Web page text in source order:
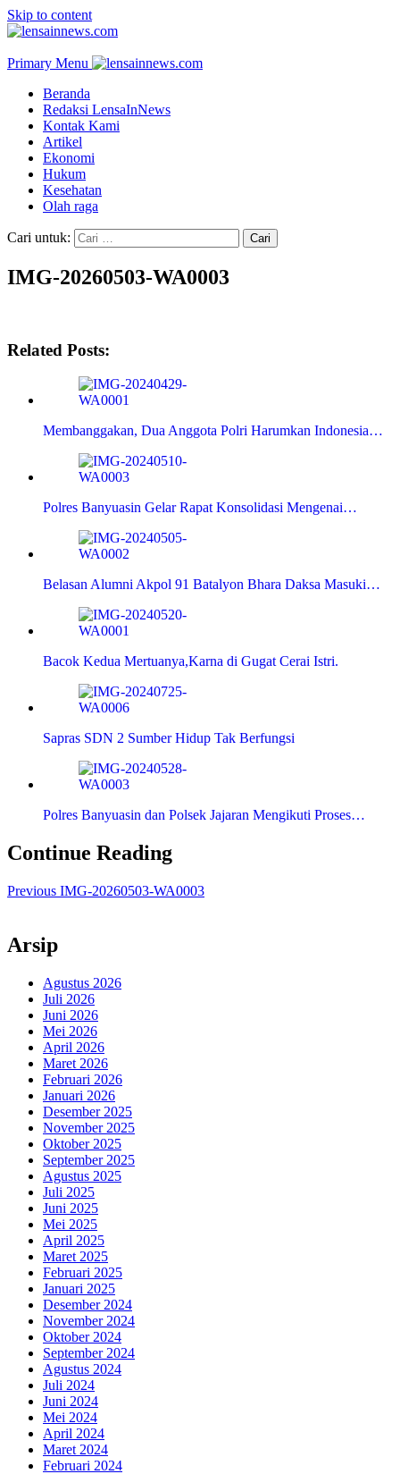
Skip to content
Primary Menu
Beranda
Redaksi LensaInNews
Kontak Kami
Artikel
Ekonomi
Hukum
Kesehatan
Olah raga
Cari untuk:
IMG-20260503-WA0003
Related Posts:
Membanggakan, Dua Anggota Polri Harumkan Indonesia…
Polres Banyuasin Gelar Rapat Konsolidasi Mengenai…
Belasan Alumni Akpol 91 Batalyon Bhara Daksa Masuki…
Bacok Kedua Mertuanya,Karna di Gugat Cerai Istri.
Sapras SDN 2 Sumber Hidup Tak Berfungsi
Polres Banyuasin dan Polsek Jajaran Mengikuti Proses…
Continue Reading
Previous IMG-20260503-WA0003
Arsip
Agustus 2026
Juli 2026
Juni 2026
Mei 2026
April 2026
Maret 2026
Februari 2026
Januari 2026
Desember 2025
November 2025
Oktober 2025
September 2025
Agustus 2025
Juli 2025
Juni 2025
Mei 2025
April 2025
Maret 2025
Februari 2025
Januari 2025
Desember 2024
November 2024
Oktober 2024
September 2024
Agustus 2024
Juli 2024
Juni 2024
Mei 2024
April 2024
Maret 2024
Februari 2024